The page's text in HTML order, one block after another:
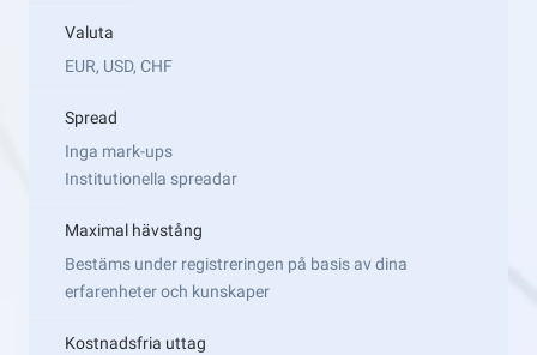
Valuta
EUR, USD, CHF
Spread
Inga mark-ups
Institutionella spreadar
Maximal hävstång
Bestäms under registreringen på basis av dina
erfarenheter och kunskaper
Kostnadsfria uttag